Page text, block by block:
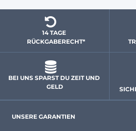
14 TAGE
  RÜCKGABERECHT*
BEI UNS SPARST DU ZEIT UND
GELD
UNSERE GARANTIEN